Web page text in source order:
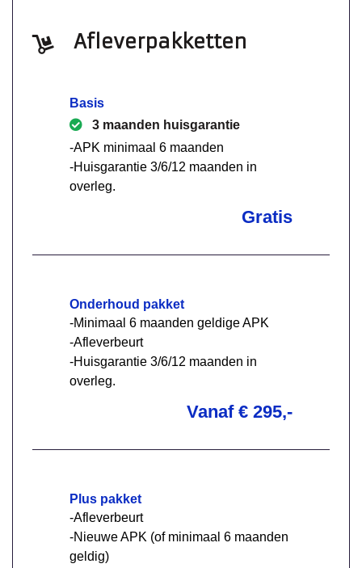
Afleverpakketten
Basis
3 maanden huisgarantie
-APK minimaal 6 maanden
-Huisgarantie 3/6/12 maanden in
overleg.
Gratis
Onderhoud pakket
-Minimaal 6 maanden geldige APK
-Afleverbeurt
-Huisgarantie 3/6/12 maanden in
overleg.
Vanaf € 295,-
Plus pakket
-Afleverbeurt
-Nieuwe APK (of minimaal 6 maanden
geldig)